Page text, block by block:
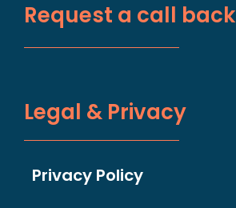
Request a call back
Legal & Privacy
Privacy Policy